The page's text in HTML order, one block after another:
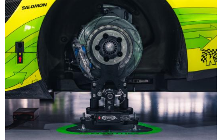
den
notwendigen
Ersatzteilen.